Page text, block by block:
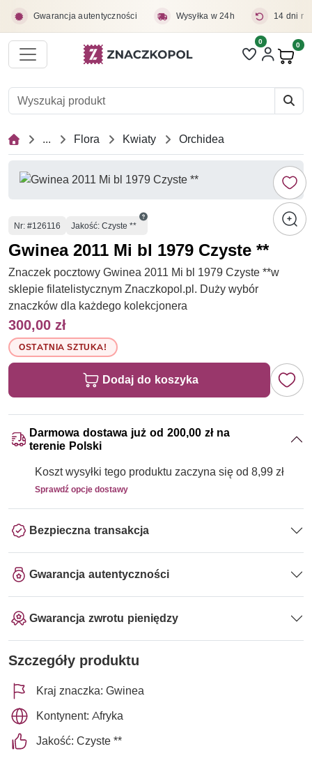
Gwarancja autentyczności Wysyłka w 24h 14 dni
Liczba pozycji
0 0
... Flora Kwiaty Orchidea
Numer
Nr: #126116 Jakość: Czyste **
Gwinea 2011 Mi bl 1979 Czyste **
Znaczek pocztowy Gwinea 2011 Mi bl 1979 Czyste **w
sklepie filatelistycznym Znaczkopol.pl. Duży wybór
znaczków dla każdego kolekcjonera
300,00 zł
OSTATNIA SZTUKA!
Dodaj do koszyka
Darmowa dostawa już od 200,00 zł na
terenie Polski
Koszt wysyłki tego produktu zaczyna się od 8,99 zł
Sprawdź opcje dostawy
Bezpieczna transakcja
Gwarancja autentyczności
Gwarancja zwrotu pieniędzy
Szczegóły produktu
Kraj znaczka: Gwinea
Kontynent: Afryka
Jakość: Czyste **